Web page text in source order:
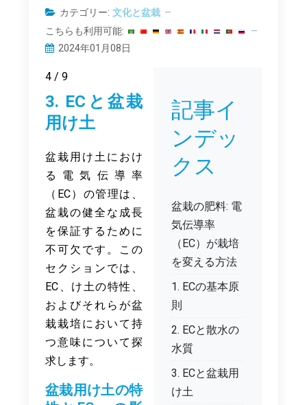
カテゴリー: 文化と盆栽
こちらも利用可能:
2024年01月08日
記事イ
ンデッ
クス
盆栽の肥料: 電
気伝導率
（EC）が栽培
を変える方法
1. ECの基本原
則
2. ECと散水の
水質
3. ECと盆栽用
け土
4 / 9
3. ECと盆栽
用け土
盆栽用け土におけ
る電気伝導率
（EC）の管理は、
盆栽の健全な成長
を保証するために
不可欠です。この
セクションでは、
EC、け土の特性、
およびそれらが盆
栽栽培において持
つ意味について探
求します。
盆栽用け土の特